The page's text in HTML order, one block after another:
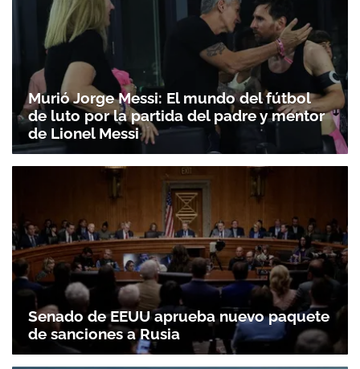
Murió Jorge Messi: El mundo del fútbol
de luto por la partida del padre y mentor
de Lionel Messi
Senado de EEUU aprueba nuevo paquete
de sanciones a Rusia